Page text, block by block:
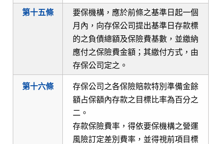
第十五條
要保機構，應於前條之基準日起一個
月內，向存保公司提出基準日存款標
的之負債總額及保險費基數，並繳納
應付之保險費金額；其繳付方式，由
存保公司定之。
第十六條
存保公司之各保險賠款特別準備金餘
額占保額內存款之目標比率為百分之
二。
存款保險費率，得依要保機構之營運
風險訂定差別費率，並得視前項目標